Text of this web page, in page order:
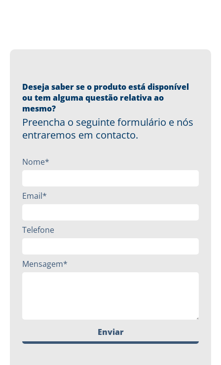
Deseja saber se o produto está disponível
ou tem alguma questão relativa ao
mesmo?
Preencha o seguinte formulário e nós
entraremos em contacto.
Nome*
Email*
Telefone
Mensagem*
Enviar